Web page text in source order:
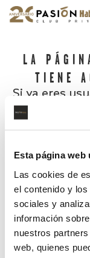
Esta página web
Las cookies de
el contenido y
sociales y
información
nuestros
web, quienes
LA
TIENE
Si ya eres
¿Has olvidado tu